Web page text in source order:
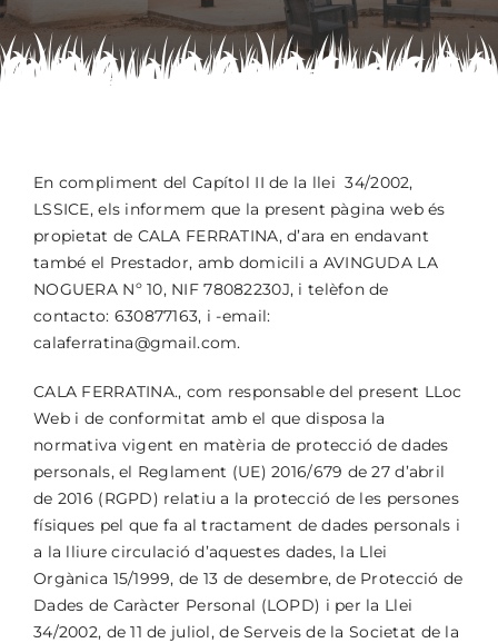
Contacte
En compliment del Capítol II de la llei 34/2002,
LSSICE, els informem que la present pàgina web és
propietat de CALA FERRATINA, d’ara en endavant
també el Prestador, amb domicili a AVINGUDA LA
NOGUERA Nº 10, NIF 78082230J, i telèfon de
contacto: 630877163, i -email:
calaferratina@gmail.com.
CALA FERRATINA., com responsable del present LLoc
Web i de conformitat amb el que disposa la
normativa vigent en matèria de protecció de dades
personals, el Reglament (UE) 2016/679 de 27 d’abril
de 2016 (RGPD) relatiu a la protecció de les persones
físiques pel que fa al tractament de dades personals i
a la lliure circulació d’aquestes dades, la Llei
Orgànica 15/1999, de 13 de desembre, de Protecció de
Dades de Caràcter Personal (LOPD) i per la Llei
34/2002, de 11 de juliol, de Serveis de la Societat de la